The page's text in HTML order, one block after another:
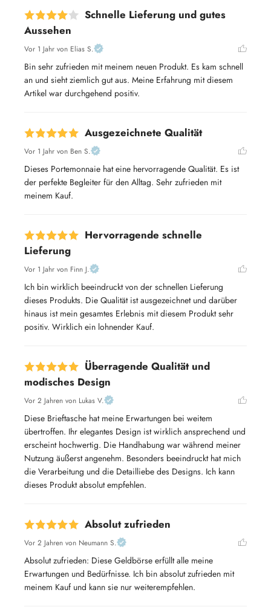
Schnelle Lieferung und gutes
Aussehen
Vor 1 Jahr von Elias S.
Bin sehr zufrieden mit meinem neuen Produkt. Es kam schnell
an und sieht ziemlich gut aus. Meine Erfahrung mit diesem
Artikel war durchgehend positiv.
Ausgezeichnete Qualität
Vor 1 Jahr von Ben S.
Dieses Portemonnaie hat eine hervorragende Qualität. Es ist
der perfekte Begleiter für den Alltag. Sehr zufrieden mit
meinem Kauf.
Hervorragende schnelle
Lieferung
Vor 1 Jahr von Finn J.
Ich bin wirklich beeindruckt von der schnellen Lieferung
dieses Produkts. Die Qualität ist ausgezeichnet und darüber
hinaus ist mein gesamtes Erlebnis mit diesem Produkt sehr
positiv. Wirklich ein lohnender Kauf.
Überragende Qualität und
modisches Design
Vor 2 Jahren von Lukas V.
Diese Brieftasche hat meine Erwartungen bei weitem
übertroffen. Ihr elegantes Design ist wirklich ansprechend und
erscheint hochwertig. Die Handhabung war während meiner
Nutzung äußerst angenehm. Besonders beeindruckt hat mich
die Verarbeitung und die Detailliebe des Designs. Ich kann
dieses Produkt absolut empfehlen.
Absolut zufrieden
Vor 2 Jahren von Neumann S.
Absolut zufrieden: Diese Geldbörse erfüllt alle meine
Erwartungen und Bedürfnisse. Ich bin absolut zufrieden mit
meinem Kauf und kann sie nur weiterempfehlen.